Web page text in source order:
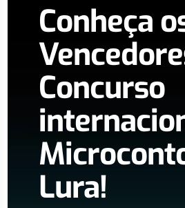
Conheça
Concurso
Lura!